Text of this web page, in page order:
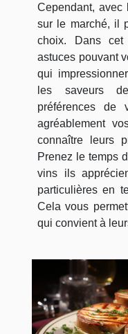
Cependant,
sur le marché, il
choix. Dans cet
astuces pouvant
qui
les saveurs
préférences de
agréablement
connaître leurs
Prenez le temps
vins ils
particulières en
Cela vous
qui convient à